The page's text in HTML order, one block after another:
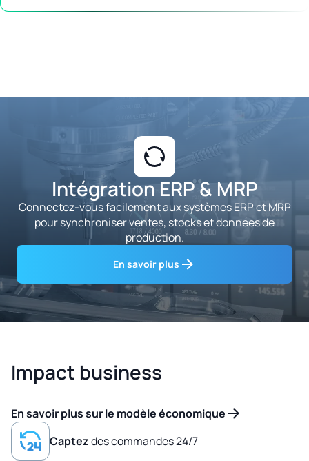
Intégration ERP & MRP
Connectez-vous facilement aux systèmes ERP et MRP
pour synchroniser ventes, stocks et données de
production.
En savoir plus
Impact business
En savoir plus sur le modèle économique
Captezdes commandes 24/7